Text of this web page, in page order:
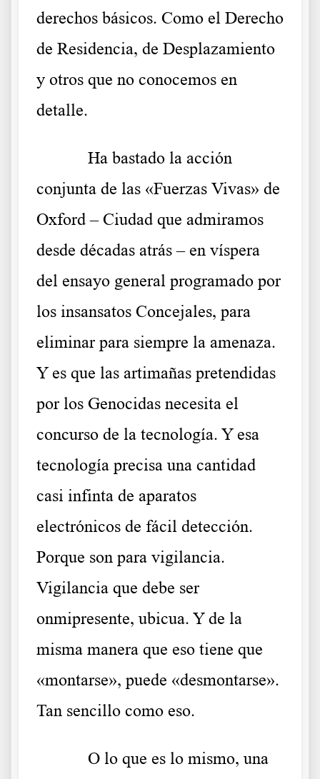
derechos básicos. Como el Derecho
de Residencia, de Desplazamiento
y otros que no conocemos en
detalle.
Ha bastado la acción
conjunta de las «Fuerzas Vivas» de
Oxford – Ciudad que admiramos
desde décadas atrás – en víspera
del ensayo general programado por
los insansatos Concejales, para
eliminar para siempre la amenaza.
Y es que las artimañas pretendidas
por los Genocidas necesita el
concurso de la tecnología. Y esa
tecnología precisa una cantidad
casi infinta de aparatos
electrónicos de fácil detección.
Porque son para vigilancia.
Vigilancia que debe ser
onmipresente, ubicua. Y de la
misma manera que eso tiene que
«montarse», puede «desmontarse».
Tan sencillo como eso.
O lo que es lo mismo, una